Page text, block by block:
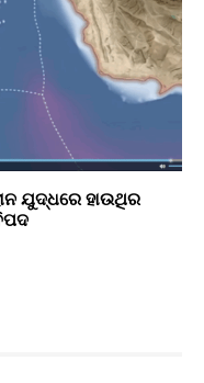
ଯୁଦ୍ଧରେ ହାଉଥିର